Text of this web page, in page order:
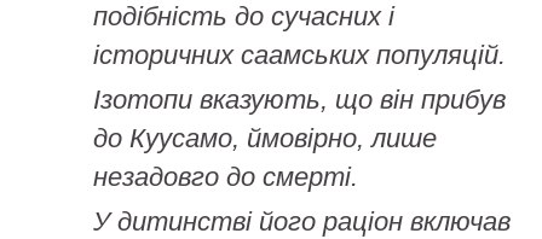
подібність до сучасних і
історичних саамських популяцій.
Ізотопи вказують, що він прибув
до Куусамо, ймовірно, лише
незадовго до смерті.
У дитинстві його раціон включав